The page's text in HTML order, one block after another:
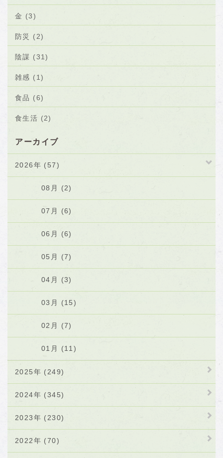
金 (3)
防災 (2)
陰謀 (31)
雑感 (1)
食品 (6)
食生活 (2)
アーカイブ
2026年 (57)
08月 (2)
07月 (6)
06月 (6)
05月 (7)
04月 (3)
03月 (15)
02月 (7)
01月 (11)
2025年 (249)
2024年 (345)
2023年 (230)
2022年 (70)